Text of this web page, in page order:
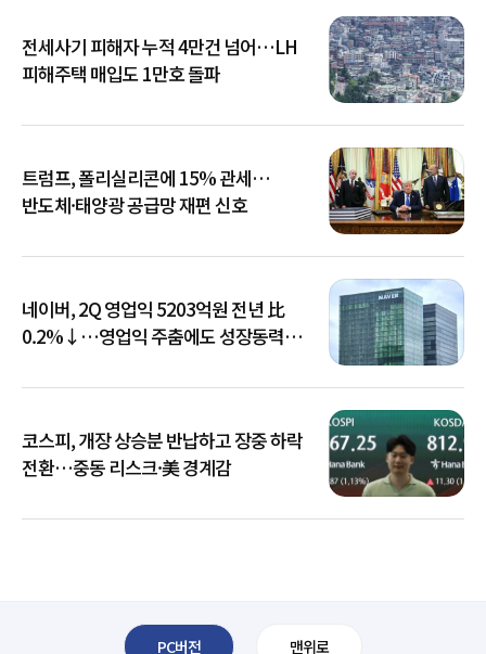
전세사기 피해자 누적 4만건 넘어…LH
피해주택 매입도 1만호 돌파
트럼프, 폴리실리콘에 15% 관세…
반도체·태양광 공급망 재편 신호
네이버, 2Q 영업익 5203억원 전년 比
0.2%↓…영업익 주춤에도 성장동력
코스피, 개장 상승분 반납하고 장중 하락
전환…중동 리스크·美 경계감
PC버전 맨위로